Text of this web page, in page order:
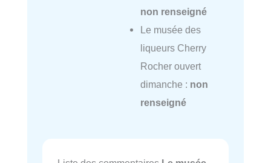
non renseigné
Le musée des
liqueurs Cherry
Rocher ouvert
dimanche : non
renseigné